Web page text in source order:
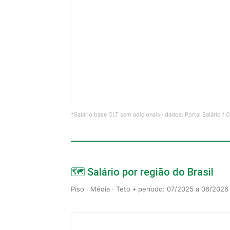
*Salário base CLT sem adicionais · dados: Portal Salário /
🗺️ Salário por região do Brasil
Piso · Média · Teto • período: 07/2025 a 06/2026